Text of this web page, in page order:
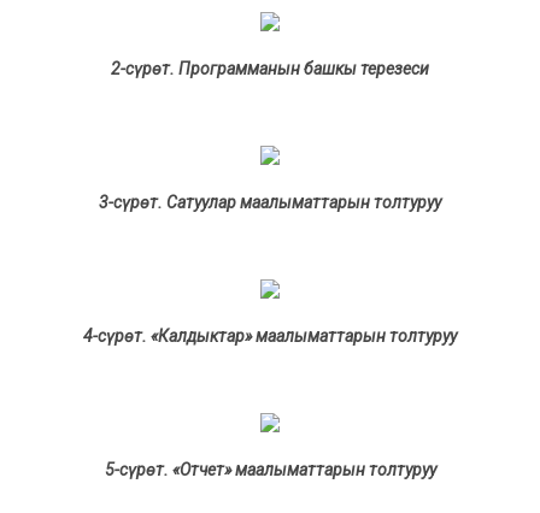
2-сүрөт. Программанын башкы терезеси
3-сүрөт. Сатуулар маалыматтарын толтуруу
4-сүрөт. «Калдыктар» маалыматтарын толтуруу
5-сүрөт. «Отчет» маалыматтарын толтуруу